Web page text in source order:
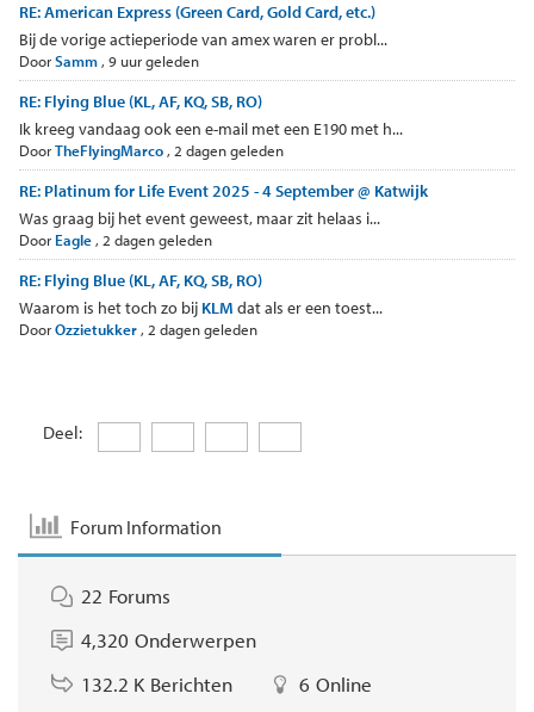
RE: American Express (Green Card, Gold Card, etc.)
Bij de vorige actieperiode van amex waren er probl...
DoorSamm, 9 uur geleden
RE: Flying Blue (KL, AF, KQ, SB, RO)
Ik kreeg vandaag ook een e-mail met een E190 met h...
DoorTheFlyingMarco, 2 dagen geleden
RE: Platinum for Life Event 2025 - 4 September @ Katwijk
Was graag bij het event geweest, maar zit helaas i...
Door Eagle, 2 dagen geleden
RE: Flying Blue (KL, AF, KQ, SB, RO)
Waarom is het toch zo bij KLM dat als er een toest...
DoorOzzietukker, 2 dagen geleden
Deel:
Forum Information
22 Forums
4,320 Onderwerpen
132.2 K Berichten 6 Online